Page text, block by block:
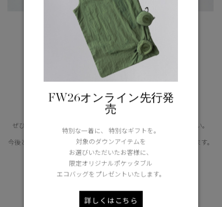
大切に着てきた一着を、次の世代へ。
そして、新たな価値ある一着との出会いへ。
循環する選択が、未来をつくります。
ぜひこの機会にCANADA GOOSE Generationsをご利用ください。
今後とも変わらぬご愛顧を賜りますよう、心よりお願い申し上げます。
CANADA GOOSE Generations はこち
FW26オンライン先行発
売
特別な一着に、 特別なギフトを。
対象のダウンアイテムを
お選びいただいたお客様に、
限定オリジナルポケッタブル
エコバッグをプレゼントいたします。
詳しくはこちら